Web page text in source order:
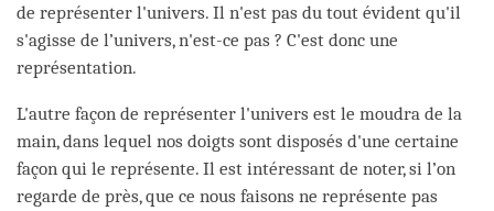
de représenter l'univers. Il n'est pas du tout évident qu'il
s'agisse de l’univers, n'est-ce pas ? C'est donc une
représentation.
L'autre façon de représenter l'univers est le moudra de la
main, dans lequel nos doigts sont disposés d'une certaine
façon qui le représente. Il est intéressant de noter, si l’on
regarde de près, que ce nous faisons ne représente pas